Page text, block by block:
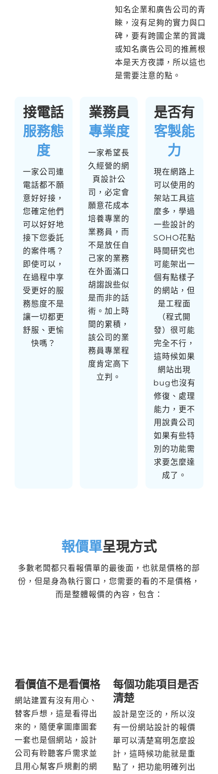
知名企業和廣告公司的青
睞，沒有足夠的實力與口
碑，要有跨國企業的賞識
或知名廣告公司的推薦根
本是天方夜譚，所以這也
是需要注意的點。
接電話
服務態
度
一家公司連
電話都不願
意好好接，
您確定他們
可以好好地
接下您委託
的案件嗎？
即使可以，
在過程中享
受更好的服
務態度不是
讓一切都更
舒服、更愉
快嗎？
業務員
專業度
一家希望長
久經營的網
頁設計公
司，必定會
願意花成本
培養專業的
業務員，而
不是放任自
己家的業務
在外面滿口
胡謅說些似
是而非的話
術。加上時
間的累積，
該公司的業
務員專業程
度肯定高下
立判。
是否有
客製能
力
現在網路上
可以使用的
架站工具這
麼多，學過
一些設計的
SOHO花點
時間研究也
可能架出一
個有點樣子
的網站，但
是工程面
（程式開
發）很可能
完全不行，
這時候如果
網站出現
bug也沒有
修復、處理
能力，更不
用說貴公司
如果有些特
別的功能需
求要怎麼達
成了。
報價單呈現方式
多數老闆都只看報價單的最後面，也就是價格的部
份，但是身為執行窗口，您需要的看的不是價格，
而是整體報價的內容，包含：
看價值不是看價格
網站建置有沒有用心、
替客戶想，這是看得出
來的，隨便拿圖庫圖套
一套也是個網站，設計
公司有聆聽客戶需求並
且用心幫客戶規劃的網
每個功能項目是否
清楚
設計是空泛的，所以沒
有一份網站設計的報價
單可以清楚寫明怎麼設
計，這時候功能就是重
點了，把功能明確列出